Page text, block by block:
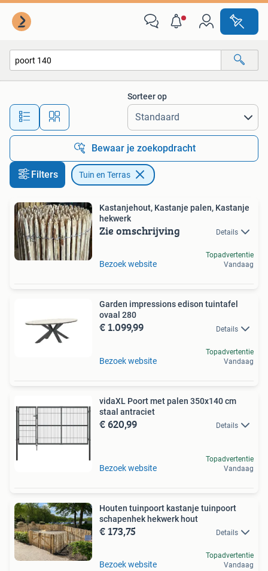
Alle afstanden…
Sorteer op
Bewaar je zoekopdracht
Filters Tuin en Terras
Kastanjehout, Kastanje palen, Kastanje
hekwerk
Zie omschrijving Details
Bezoek website
Topadvertentie
Vandaag
Garden impressions edison tuintafel
ovaal 280
€ 1.099,99 Details
Bezoek website
Topadvertentie
Vandaag
vidaXL Poort met palen 350x140 cm
staal antraciet
€ 620,99 Details
Bezoek website
Topadvertentie
Vandaag
Houten tuinpoort kastanje tuinpoort
schapenhek hekwerk hout
€ 173,75 Details
Bezoek website
Topadvertentie
Vandaag